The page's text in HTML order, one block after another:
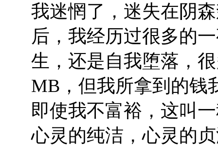
我迷惘了，迷失在阴
后，我经历过很多的
生，还是自我堕落，
MB，但我所拿到的钱
即使我不富裕，这叫
心灵的纯洁，心灵的